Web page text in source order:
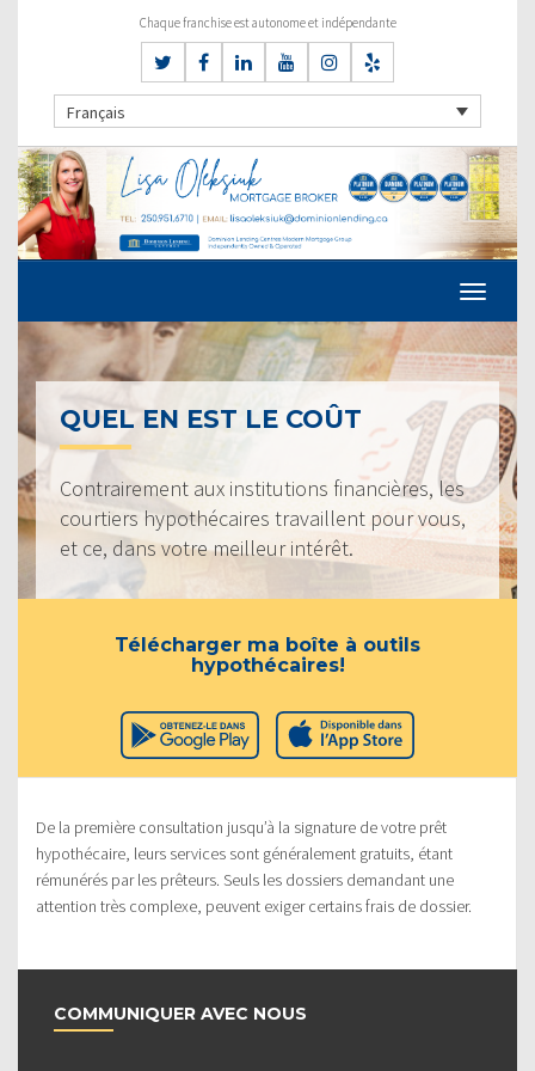
Chaque franchise est autonome et indépendante
Français
QUEL EN EST LE COÛT
Contrairement aux institutions financières, les
courtiers hypothécaires travaillent pour vous,
et ce, dans votre meilleur intérêt.
Télécharger ma boîte à outils
hypothécaires!
De la première consultation jusqu’à la signature de votre prêt
hypothécaire, leurs services sont généralement gratuits, étant
rémunérés par les prêteurs. Seuls les dossiers demandant une
attention très complexe, peuvent exiger certains frais de dossier.
COMMUNIQUER AVEC NOUS